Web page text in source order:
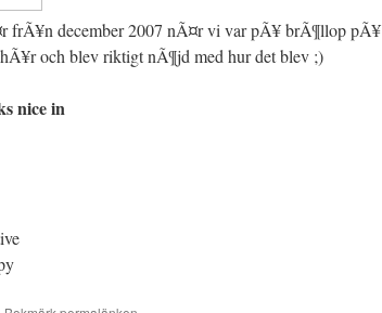
frÃ¥n december 2007 nÃ¤r vi var pÃ¥ brÃ¶llop pÃ¥
och blev riktigt nÃ¶jd med hur det blev ;)
nice in